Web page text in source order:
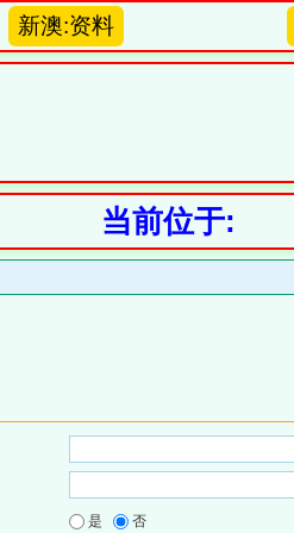
新澳:资料
当前位于:
是 否